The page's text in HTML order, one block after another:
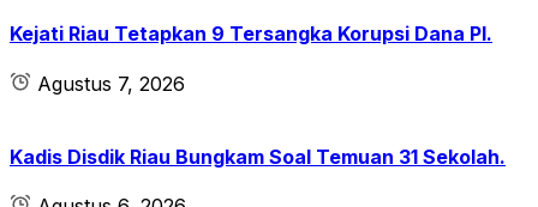
Kejati Riau Tetapkan 9 Tersangka Korupsi Dana PI.
Agustus 7, 2026
Kadis Disdik Riau Bungkam Soal Temuan 31 Sekolah.